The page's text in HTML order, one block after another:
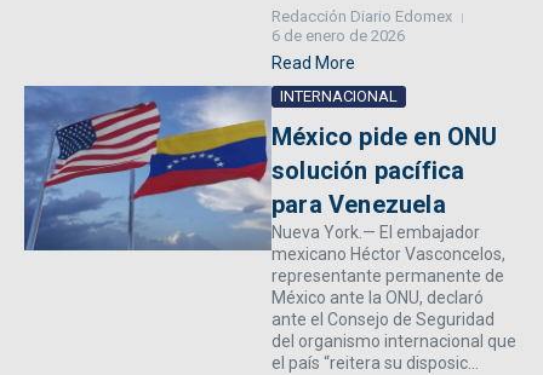
Redacción Diario Edomex
6 de enero de 2026
Read More
INTERNACIONAL
México pide en ONU
solución pacífica
para Venezuela
Nueva York.— El embajador
mexicano Héctor Vasconcelos,
representante permanente de
México ante la ONU, declaró
ante el Consejo de Seguridad
del organismo internacional que
el país “reitera su disposic...